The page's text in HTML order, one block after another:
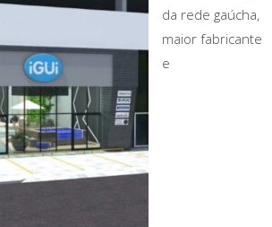
da rede gaúcha,
maior fabricante
e